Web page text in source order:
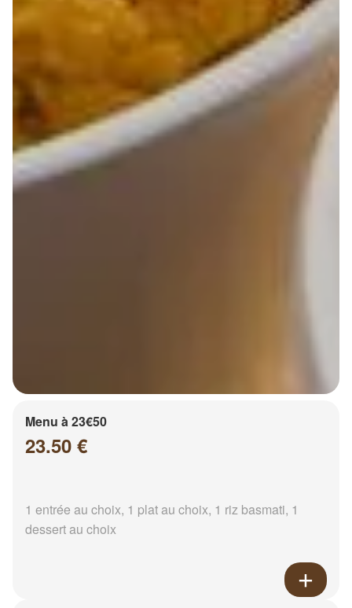
Menu à 23€50
23.50 €
1 entrée au choix, 1 plat au choix, 1 riz basmati, 1
dessert au choix